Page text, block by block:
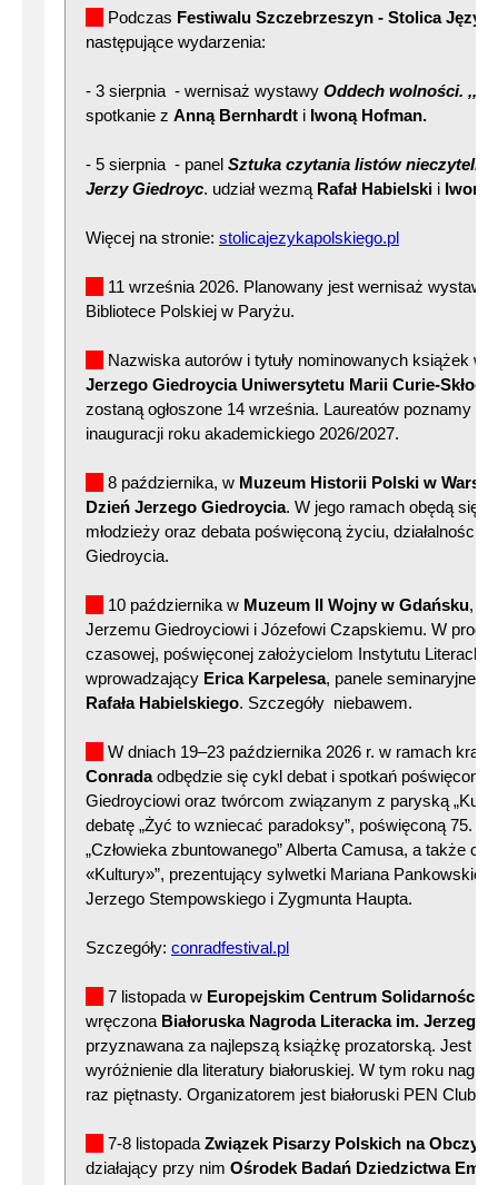
Podczas Festiwalu Szczebrzeszyn - Stolica
następujące wydarzenia:
- 3 sierpnia - wernisaż wystawy Oddech wolności.
spotkanie z Anną Bernhardt i Iwoną Hofman.
- 5 sierpnia - panel Sztuka czytania listów
Jerzy Giedroyc. udział wezmą Rafał Habielski i Iwona
Więcej na stronie: stolicajezykapolskiego.pl
11 września 2026. Planowany jest wernisaż wystawy
Bibliotece Polskiej w Paryżu.
Nazwiska autorów i tytuły nominowanych książek w
Jerzego Giedroycia Uniwersytetu Marii Curie-
zostaną ogłoszone 14 września. Laureatów poznamy
inauguracji roku akademickiego 2026/2027.
8 października, w Muzeum Historii Polski w
Dzień Jerzego Giedroycia. W jego ramach obędą się
młodzieży oraz debata poświęconą życiu, działalności i
Giedroycia.
10 października w Muzeum II Wojny w Gdańsku,
Jerzemu Giedroyciowi i Józefowi Czapskiemu. W
czasowej, poświęconej założycielom Instytutu
wprowadzający Erica Karpelesa, panele seminaryjne,
Rafała Habielskiego. Szczegóły niebawem.
W dniach 19–23 października 2026 r. w ramach
Conradaodbędzie się cykl debat i spotkań
Giedroyciowi oraz twórcom związanym z paryską
debatę „Żyć to wzniecać paradoksy”, poświęconą 75.
„Człowieka zbuntowanego” Alberta Camusa, a także
«Kultury»”, prezentujący sylwetki Mariana
Jerzego Stempowskiego i Zygmunta Haupta.
Szczegóły: conradfestival.pl
7 listopada w Europejskim Centrum Solidarności
wręczona Białoruska Nagroda Literacka im. Jerzego
przyznawana za najlepszą książkę prozatorską. Jest to
wyróżnienie dla literatury białoruskiej. W tym roku
raz piętnasty. Organizatorem jest białoruski PEN Club.
7-8 listopada Związek Pisarzy Polskich na
działający przy nim Ośrodek Badań Dziedzictwa